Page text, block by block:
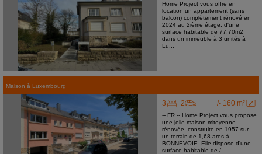
Home Project vous offre en
location un appartement (sans
balcon) complètement rénové en
2024 au 2ième étage, d'une
surface habitable de 77,70m2
dans un immeuble à 3 unités à
Lu...
Maison à Luxembourg
+/- 160 m²
3 2
-- FR -- Home Project vous propose
une jolie maison mitoyenne
rénovée, construite en 1957 sur
un terrain de 1,68 ares à
BONNEVOIE. Elle dispose d'une
surface habitable de /- ...